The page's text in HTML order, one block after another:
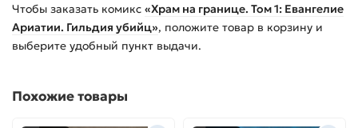
Чтобы заказать комикс «Храм на границе. Том 1: Евангелие
Ариатии. Гильдия убийц», положите товар в корзину и
выберите удобный пункт выдачи.
Похожие товары